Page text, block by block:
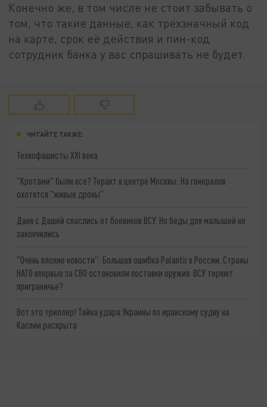
Конечно же, в том числе не стоит забывать о
том, что такие данные, как трехзначный код
на карте, срок её действия и пин-код
сотрудник банка у вас спрашивать не будет.
ЧИТАЙТЕ ТАКЖЕ:
Технофашисты XXI века
"Кротами" были все? Теракт в центре Москвы: На генералов
охотятся "живые дроны"
Даня с Дашей спаслись от боевиков ВСУ. Но беды для малышей не
закончились
"Очень плохие новости": Большая ошибка Palantir в России. Страны
НАТО впервые за СВО остановили поставки оружия. ВСУ теряют
приграничье?
Вот это триллер! Тайна удара Украины по иранскому судну на
Каспии раскрыта